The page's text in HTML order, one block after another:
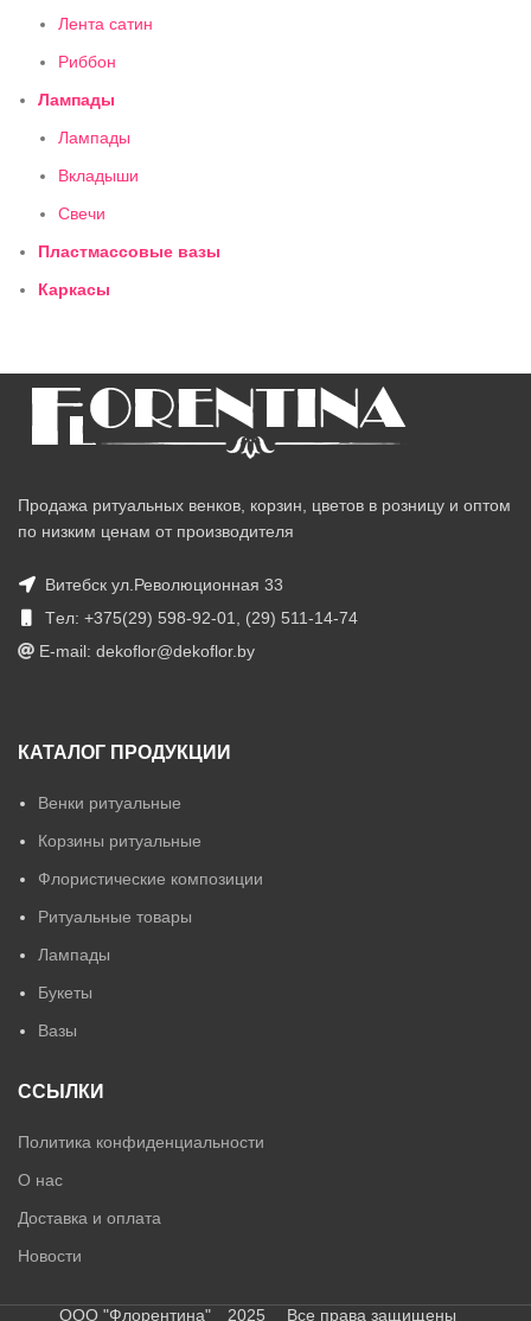
Лента сатин
Риббон
Лампады
Лампады
Вкладыши
Свечи
Пластмассовые вазы
Каркасы
Продажа ритуальных венков, корзин, цветов в розницу и оптом
по низким ценам от производителя
Витебск ул.Революционная 33
Tел: +375(29) 598-92-01, (29) 511-14-74
E-mail: dekoflor@dekoflor.by
КАТАЛОГ ПРОДУКЦИИ
Венки ритуальные
Корзины ритуальные
Флористические композиции
Ритуальные товары
Лампады
Букеты
Вазы
ССЫЛКИ
Политика конфиденциальности
О нас
Доставка и оплата
Новости
ООО "Флорентина" 2025 Все права защищены